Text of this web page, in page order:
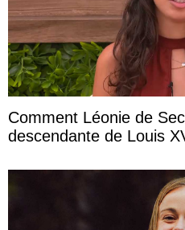
Comment Léonie de
descendante de Louis